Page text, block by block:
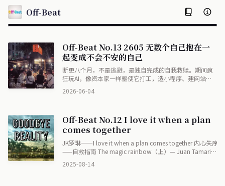
Off-Beat
Off-Beat No.13 2605 无数个自己抱在一
起变成不会不安的自己
断更八个月，不是逃避，是独自完成的自我救赎。期间疯
狂玩AI，像资本家一样驱使它打工，造小程序、建网站、
惚的温柔，但灵魂究竟诞生在代码里还是凝视里？又看到
息的阴影里，而恐惧让人心甘情愿为免费的东西付费。好
的科技应该填平见识的沟壑，把人从琐碎中解放出来。而
回看过去写下的文字，被曾经的自己再治愈一次——无数个
自己抱在一起，就变成不会不安的自己。
2026-06-04
Off-Beat No.12 I love it when a plan
comes together
JK罗琳——I love it when a plan comes together 内心失序
——自救指南 The magic rainbow（上）— Juan Tamariz
王子（哥布林王子和多个零，水超冷） 焰火-张悬
2025-08-14